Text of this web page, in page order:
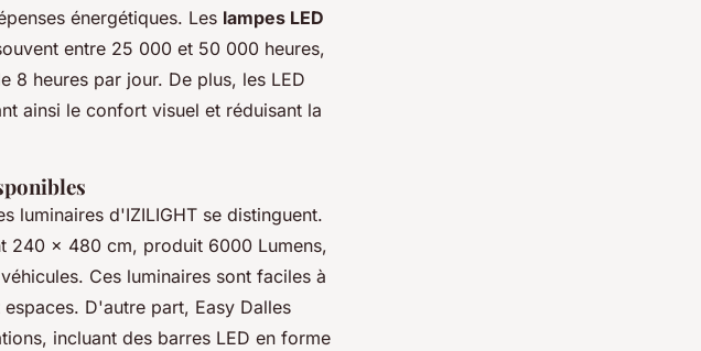
énergétiques. Les lampes LED
entre 25 000 et 50 000 heures,
8 heures par jour. De plus, les LED
ainsi le confort visuel et réduisant la
luminaires d'IZILIGHT se distinguent.
240 x 480 cm, produit 6000 Lumens,
Ces luminaires sont faciles à
D'autre part, Easy Dalles
incluant des barres LED en forme